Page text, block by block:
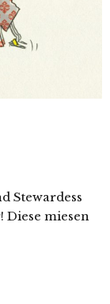
Stewardess
Diese miesen